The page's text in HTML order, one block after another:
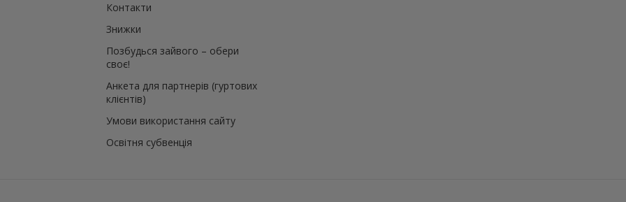
Контакти
Знижки
Позбудься зайвого – обери
своє!
Анкета для партнерів (гуртових
клієнтів)
Умови використання сайту
Освітня субвенція